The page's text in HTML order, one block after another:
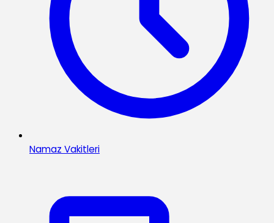
Namaz Vakitleri